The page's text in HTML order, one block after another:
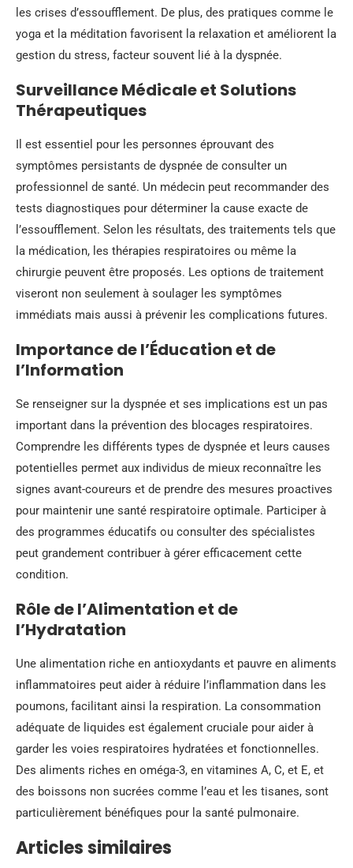
les crises d’essoufflement. De plus, des pratiques comme le
yoga et la méditation favorisent la relaxation et améliorent la
gestion du stress, facteur souvent lié à la dyspnée.
Surveillance Médicale et Solutions
Thérapeutiques
Il est essentiel pour les personnes éprouvant des
symptômes persistants de dyspnée de consulter un
professionnel de santé. Un médecin peut recommander des
tests diagnostiques pour déterminer la cause exacte de
l’essoufflement. Selon les résultats, des traitements tels que
la médication, les thérapies respiratoires ou même la
chirurgie peuvent être proposés. Les options de traitement
viseront non seulement à soulager les symptômes
immédiats mais aussi à prévenir les complications futures.
Importance de l’Éducation et de
l’Information
Se renseigner sur la dyspnée et ses implications est un pas
important dans la prévention des blocages respiratoires.
Comprendre les différents types de dyspnée et leurs causes
potentielles permet aux individus de mieux reconnaître les
signes avant-coureurs et de prendre des mesures proactives
pour maintenir une santé respiratoire optimale. Participer à
des programmes éducatifs ou consulter des spécialistes
peut grandement contribuer à gérer efficacement cette
condition.
Rôle de l’Alimentation et de
l’Hydratation
Une alimentation riche en antioxydants et pauvre en aliments
inflammatoires peut aider à réduire l’inflammation dans les
poumons, facilitant ainsi la respiration. La consommation
adéquate de liquides est également cruciale pour aider à
garder les voies respiratoires hydratées et fonctionnelles.
Des aliments riches en oméga-3, en vitamines A, C, et E, et
des boissons non sucrées comme l’eau et les tisanes, sont
particulièrement bénéfiques pour la santé pulmonaire.
Articles similaires